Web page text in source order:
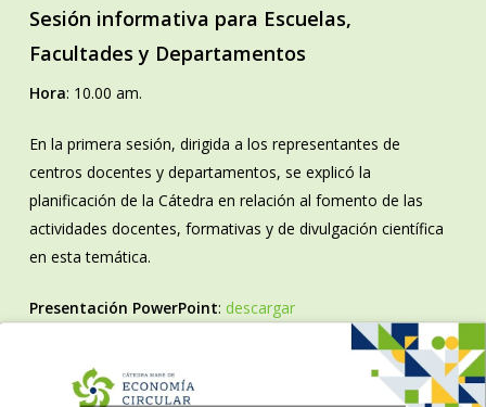
Sesión informativa para Escuelas,
Facultades y Departamentos
Hora: 10.00 am.
En la primera sesión, dirigida a los representantes de
centros docentes y departamentos, se explicó la
planificación de la Cátedra en relación al fomento de las
actividades docentes, formativas y de divulgación científica
en esta temática.
Presentación PowerPoint: descargar